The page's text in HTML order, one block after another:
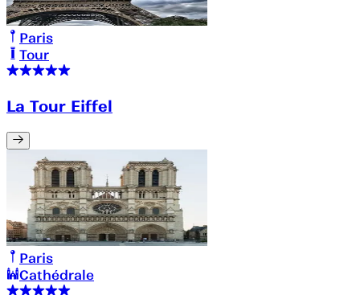
Paris
Tour
La Tour Eiffel
Paris
Cathédrale